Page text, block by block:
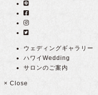
ウェディングギャラリー
ハワイWedding
サロンのご案内
× Close